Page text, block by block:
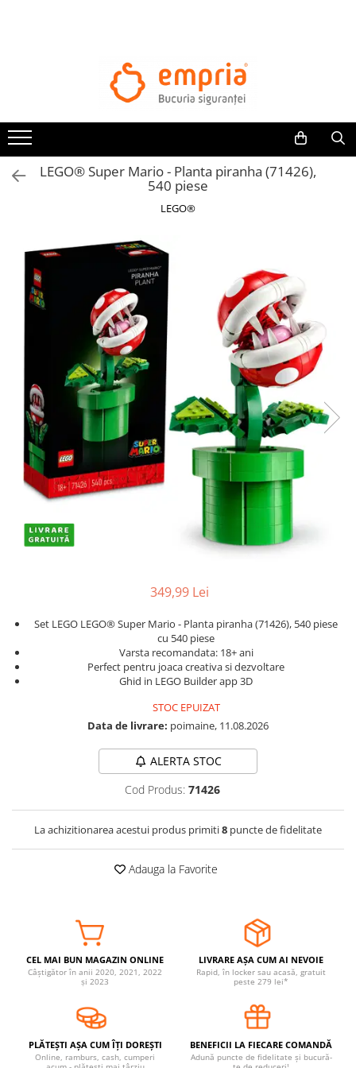
Bariere protectie pentru pat
Protectii mobilier
Banda protectie mobila copii
Sigurante pentru sertare si usi
Sigurante geamuri si usi glisante
Kituri de siguranta pentru copii si
bebelusi
Protectii utile
Poarta siguranta copii
Deflectoare pentru aer conditionat
Protectii exterior
Casti antifonice pentru copii si
bebelusi
ski
Accesorii auto copii
Ochelari de soare
Palarii protectie UV
Accesorii plaja
Somnul bebelusului
Carucioare si scaune auto
Tarcuri copii / bebelusi
Ingrijire bebe si mama
Accesorii bebelusi / nou-nascuti
Diversificare bebelusi
Baia bebelusului
Maternitate
Jucarii dentitie
Jocuri educative
Jucarii bebelusi
LEGO® Super Mario - Planta piranha (71426),
540 piese
LEGO®
349,99 Lei
Set LEGO LEGO® Super Mario - Planta piranha (71426), 540 piese
cu 540 piese
Varsta recomandata: 18+ ani
Perfect pentru joaca creativa si dezvoltare
Ghid in LEGO Builder app 3D
STOC EPUIZAT
Data de livrare: poimaine, 11.08.2026
ALERTA STOC
Cod Produs: 71426
La achizitionarea acestui produs primiti8 puncte de fidelitate
Adauga la Favorite
CEL MAI BUN MAGAZIN ONLINE
Câștigător în anii 2020, 2021, 2022
și 2023
LIVRARE AȘA CUM AI NEVOIE
Rapid, în locker sau acasă, gratuit
peste 279 lei*
PLĂTEȘTI AȘA CUM ÎȚI DOREȘTI
Online, ramburs, cash, cumperi
BENEFICII LA FIECARE COMANDĂ
Adună puncte de fidelitate și bucură-